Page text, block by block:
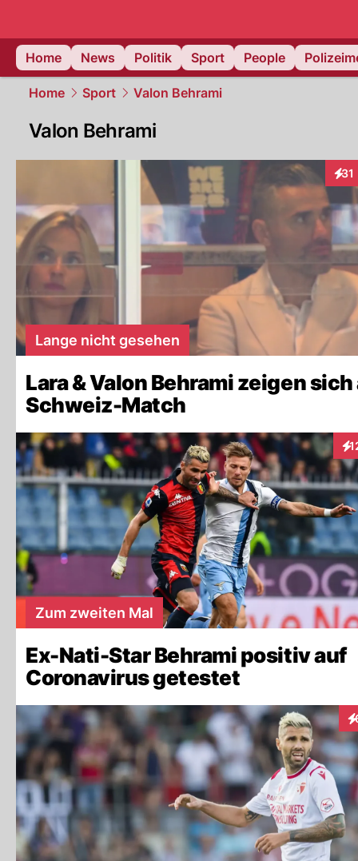
Home
News Politik Sport People
Home Sport Valon Behrami
Valon Behrami
31
Lange nicht gesehen
Lara & Valon Behrami zeigen sich
Schweiz-Match
Zum zweiten Mal
Ex-Nati-Star Behrami positiv auf
Coronavirus getestet